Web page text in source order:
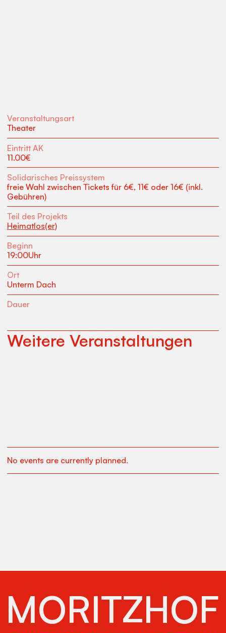
Veranstaltungsart
Theater
Eintritt AK
11.00€
Solidarisches Preissystem
freie Wahl zwischen Tickets für 6€, 11€ oder 16€ (inkl.
Gebühren)
Teil des Projekts
Heimatlos(er)
Beginn
19:00Uhr
Ort
Unterm Dach
Dauer
Weitere Veranstaltungen
No events are currently planned.
MORITZHOF